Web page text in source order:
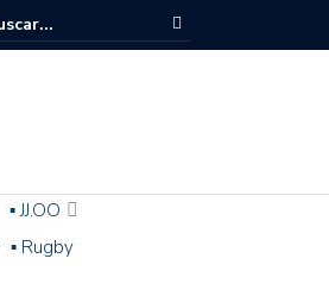
▪ JJ.OO
▪ Rugby